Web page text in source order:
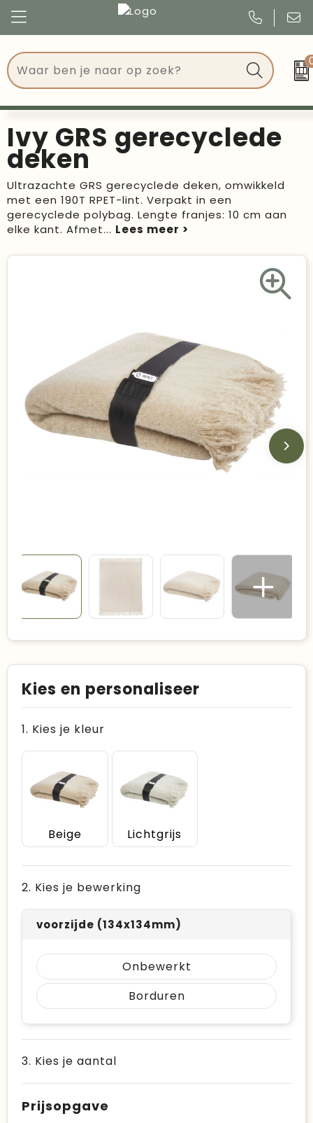
Tassen
Drinkwaren
Events
Give Aways
Duurzame keuzes
Made in Europe
Recycled
Bestsellers
Congres
Events
Kerst
Verjaardagen
Voetbal, EK en WK
Ivy GRS gerecyclede
deken
Ultrazachte GRS gerecyclede deken, omwikkeld
met een 190T RPET-lint. Verpakt in een
gerecyclede polybag. Lengte franjes: 10 cm aan
elke kant. Afmet...
Kies en personaliseer
1. Kies je kleur
Beige Lichtgrijs
2. Kies je bewerking
voorzijde (134x134mm)
Onbewerkt
Borduren
3. Kies je aantal
Prijsopgave